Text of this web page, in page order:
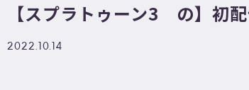
【スプラトゥーン3 の】初
2022.10.14